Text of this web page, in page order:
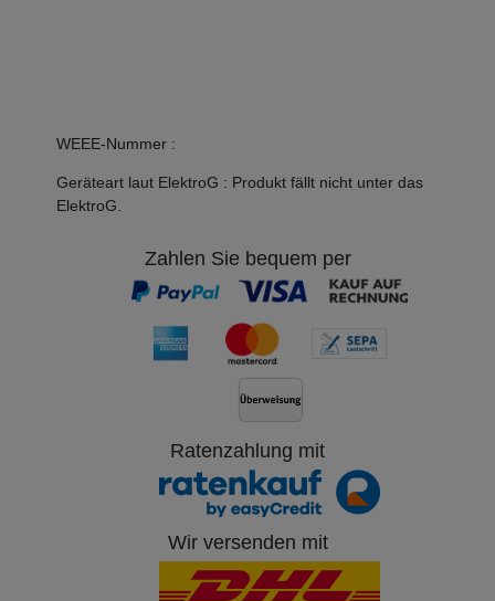
WEEE-Nummer :
Geräteart laut ElektroG : Produkt fällt nicht unter das
ElektroG.
Zahlen Sie bequem per
Ratenzahlung mit
Wir versenden mit